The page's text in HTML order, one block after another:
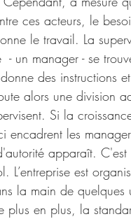
ces acteurs, le
le travail. La
- un manager - se
des
alors une division
Si la
encadrent les
apparaît.
L’entreprise est
la main de
plus en plus, la